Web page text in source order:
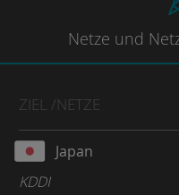
Netze und
ZIEL /NETZE
Japan
KDDI